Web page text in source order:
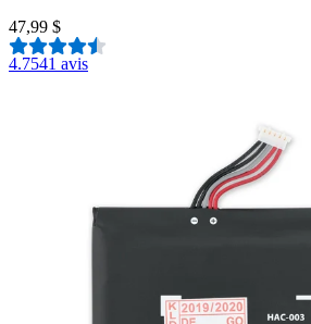
47,99 $
4.7541 avis